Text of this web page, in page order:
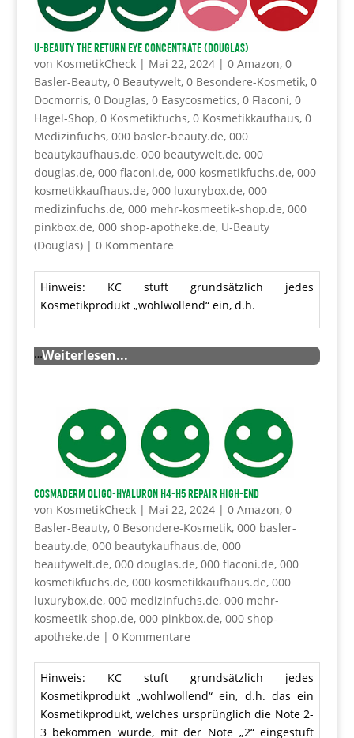
U-BEAUTY The Return Eye Concentrate (Douglas)
von KosmetikCheck| Mai 22, 2024| 0 Amazon, 0
Basler-Beauty, 0 Beautywelt, 0 Besondere-Kosmetik, 0
Docmorris, 0 Douglas, 0 Easycosmetics, 0 Flaconi, 0
Hagel-Shop, 0 Kosmetikfuchs, 0 Kosmetikkaufhaus, 0
Medizinfuchs, 000 basler-beauty.de, 000
beautykaufhaus.de, 000 beautywelt.de, 000
douglas.de, 000 flaconi.de, 000 kosmetikfuchs.de, 000
kosmetikkaufhaus.de, 000 luxurybox.de, 000
medizinfuchs.de, 000 mehr-kosmeetik-shop.de, 000
pinkbox.de, 000 shop-apotheke.de, U-Beauty
(Douglas)| 0 Kommentare
Hinweis: KC stuft grundsätzlich jedes
Kosmetikprodukt „wohlwollend“ ein, d.h.
…Weiterlesen...
COSMADERM OLIGO-Hyaluron H4-H5 Repair High-End
von KosmetikCheck| Mai 22, 2024| 0 Amazon, 0
Basler-Beauty, 0 Besondere-Kosmetik, 000 basler-
beauty.de, 000 beautykaufhaus.de, 000
beautywelt.de, 000 douglas.de, 000 flaconi.de, 000
kosmetikfuchs.de, 000 kosmetikkaufhaus.de, 000
luxurybox.de, 000 medizinfuchs.de, 000 mehr-
kosmeetik-shop.de, 000 pinkbox.de, 000 shop-
apotheke.de | 0 Kommentare
Hinweis: KC stuft grundsätzlich jedes
Kosmetikprodukt „wohlwollend“ ein, d.h. das ein
Kosmetikprodukt, welches ursprünglich die Note 2-
3 bekommen würde, mit der Note „2“ eingestuft